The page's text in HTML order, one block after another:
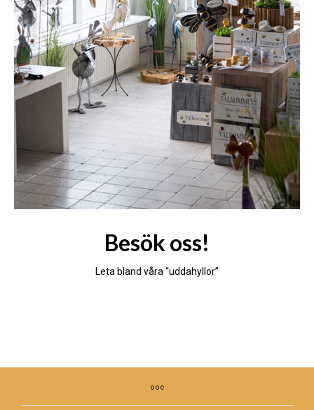
Besök oss!
Leta bland våra “uddahyllor”